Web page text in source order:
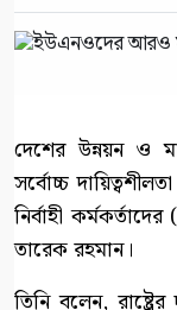
দেশের উন্নয়ন ও
সর্বোচ্চ
নির্বাহী
তারেক রহমান।
তিনি বলেন,